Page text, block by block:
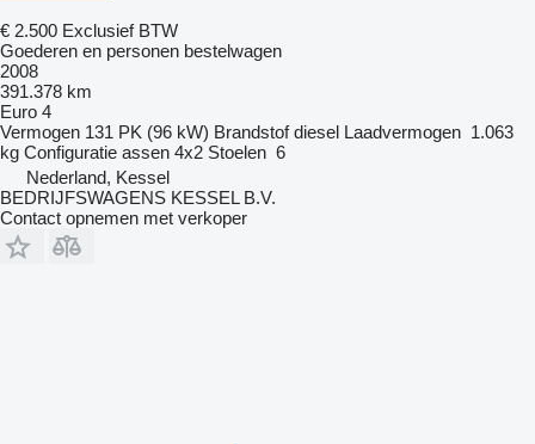
€ 2.500 Exclusief BTW
Goederen en personen bestelwagen
2008
391.378 km
Euro 4
Vermogen 131 PK (96 kW) Brandstof diesel Laadvermogen 1.063
kg Configuratie assen 4x2 Stoelen 6
Nederland, Kessel
BEDRIJFSWAGENS KESSEL B.V.
Contact opnemen met verkoper